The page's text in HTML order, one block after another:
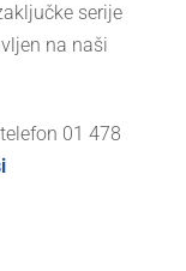
serije
na naši
01 478